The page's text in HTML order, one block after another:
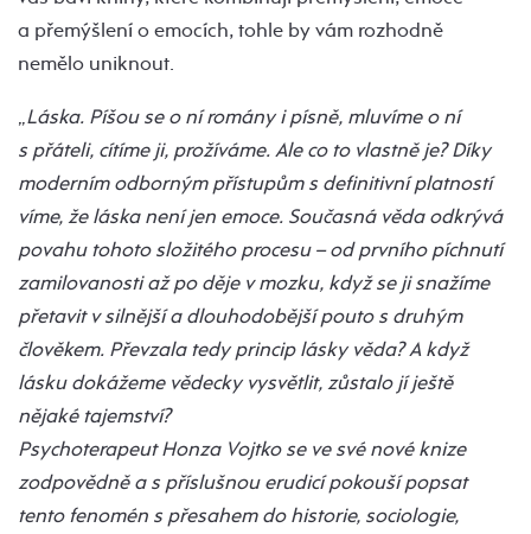
a přemýšlení o emocích, tohle by vám rozhodně
nemělo uniknout.
„Láska. Píšou se o ní romány i písně, mluvíme o ní
s přáteli, cítíme ji, prožíváme. Ale co to vlastně je? Díky
moderním odborným přístupům s definitivní platností
víme, že láska není jen emoce. Současná věda odkrývá
povahu tohoto složitého procesu – od prvního píchnutí
zamilovanosti až po děje v mozku, když se ji snažíme
přetavit v silnější a dlouhodobější pouto s druhým
člověkem. Převzala tedy princip lásky věda? A když
lásku dokážeme vědecky vysvětlit, zůstalo jí ještě
nějaké tajemství?
Psychoterapeut Honza Vojtko se ve své nové knize
zodpovědně a s příslušnou erudicí pokouší popsat
tento fenomén s přesahem do historie, sociologie,